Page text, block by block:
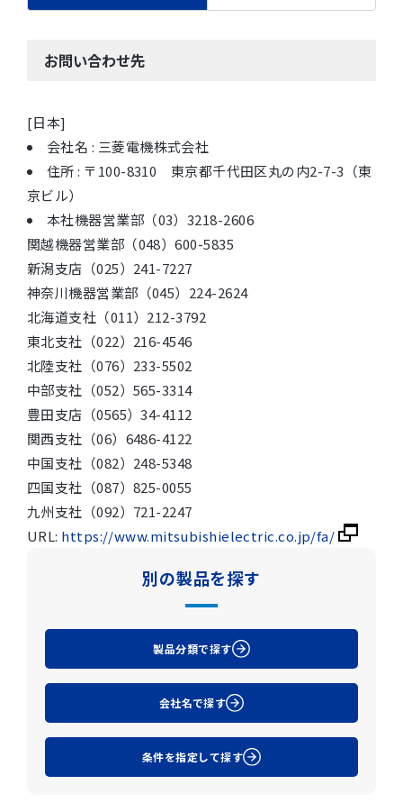
お問い合わせ先
[日本]
会社名 : 三菱電機株式会社
住所 : 〒100-8310 東京都千代田区丸の内2-7-3（東
京ビル）
本社機器営業部（03）3218-2606
関越機器営業部（048）600-5835
新潟支店（025）241-7227
神奈川機器営業部（045）224-2624
北海道支社（011）212-3792
東北支社（022）216-4546
北陸支社（076）233-5502
中部支社（052）565-3314
豊田支店（0565）34-4112
関西支社（06）6486-4122
中国支社（082）248-5348
四国支社（087）825-0055
九州支社（092）721-2247
URL: https://www.mitsubishielectric.co.jp/fa/
別の製品を探す
製品分類で探す
会社名で探す
条件を指定して探す